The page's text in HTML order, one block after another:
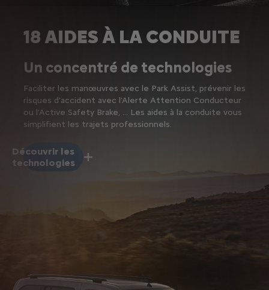
18 AIDES À LA CONDUITE
Un concentré de technologies
Faciliter les manœuvres avec le Park Assist, prévenir les
risques d’accident avec l’Alerte Attention Conducteur
ou l’Active Safety Brake, … Les aides à la conduite vous
simplifient les trajets professionnels.
Découvrir les
technologies